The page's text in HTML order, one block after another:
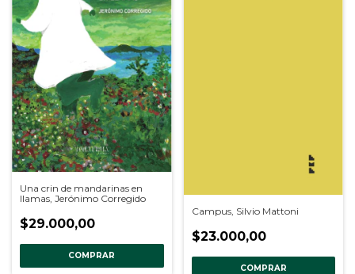
Una crin de mandarinas en
llamas, Jerónimo Corregido
$29.000,00
COMPRAR
Campus, Silvio Mattoni
$23.000,00
COMPRAR